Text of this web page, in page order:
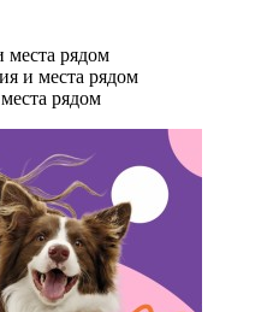
места рядом
и места рядом
рядом